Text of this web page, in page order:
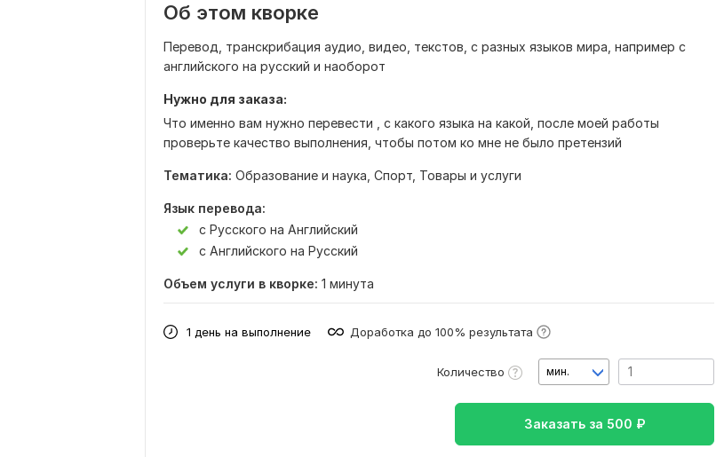
Об этом кворке
Перевод, транскрибация аудио, видео, текстов, с разных языков мира, например с
английского на русский и наоборот
Нужно для заказа:
Что именно вам нужно перевести , с какого языка на какой, после моей работы
проверьте качество выполнения, чтобы потом ко мне не было претензий
Тематика: Образование и наука, Спорт, Товары и услуги
Язык перевода:
с Русского на Английский
с Английского на Русский
Объем услуги в кворке: 1 минута
1 день на выполнение Доработка до 100% результата
Количество мин.
Заказать за 500 ₽